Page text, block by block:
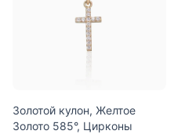
Золотой кулон, Желтое
Золото 585°, Цирконы